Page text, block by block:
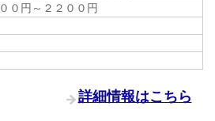
０円～２２００円
詳細情報はこちら